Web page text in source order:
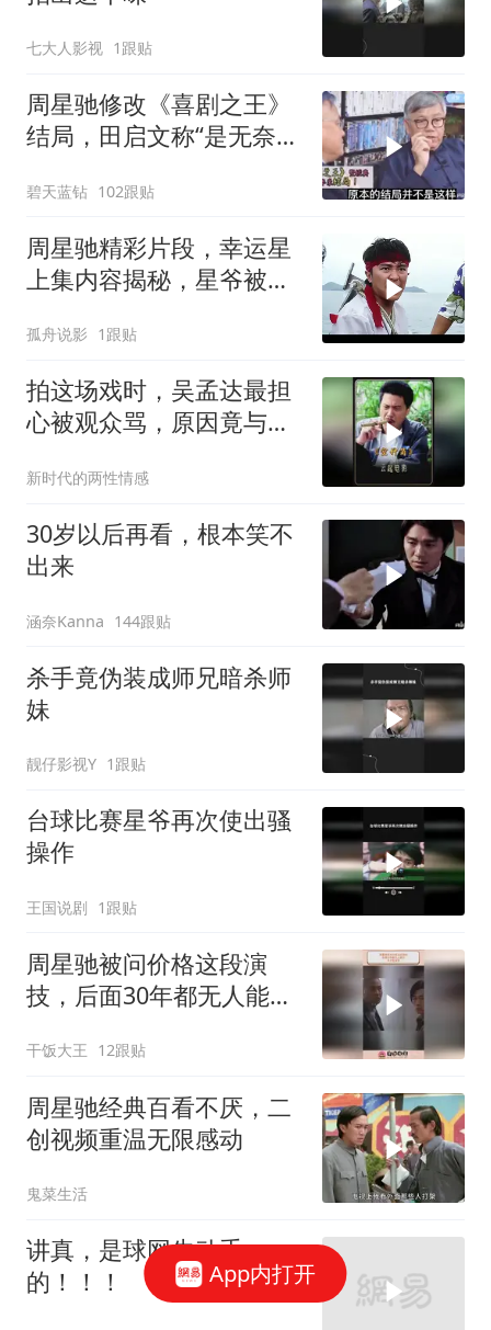
七大人影视 1跟贴
周星驰修改《喜剧之王》
结局，田启文称“是无奈之
碧天蓝钻 102跟贴
周星驰精彩片段，幸运星
上集内容揭秘，星爷被黑
孤舟说影 1跟贴
拍这场戏时，吴孟达最担
心被观众骂，原因竟与周
新时代的两性情感
30岁以后再看，根本笑不
出来
涵奈Kanna 144跟贴
杀手竟伪装成师兄暗杀师
妹
靓仔影视Y 1跟贴
台球比赛星爷再次使出骚
操作
王国说剧 1跟贴
周星驰被问价格这段演
技，后面30年都无人能
干饭大王 12跟贴
周星驰经典百看不厌，二
创视频重温无限感动
鬼菜生活
讲真，是球网先动手
的！！！
App内打开